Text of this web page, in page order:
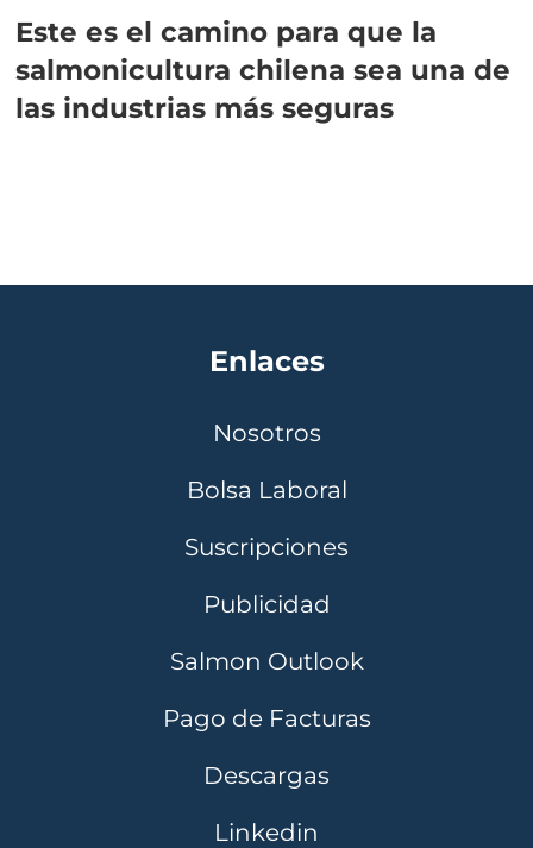
Este es el camino para que la
salmonicultura chilena sea una de
las industrias más seguras
Enlaces
Nosotros
Bolsa Laboral
Suscripciones
Publicidad
Salmon Outlook
Pago de Facturas
Descargas
Linkedin